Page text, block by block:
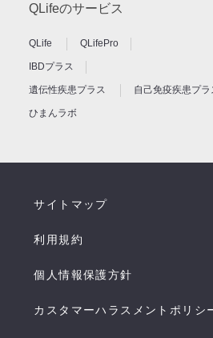
QLifeのサービス
QLife QLifePro
IBDプラス
遺伝性疾患プラス 自己免疫疾患プラ
ひまんラボ
サイトマップ
利用規約
個人情報保護方針
カスタマーハラスメントポリシ